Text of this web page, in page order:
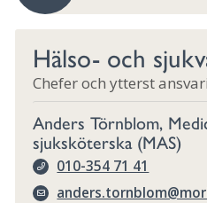
Hälso- och
Chefer och ytterst
Anders Törnblom,
sjuksköterska (MAS)
010-354 71 41